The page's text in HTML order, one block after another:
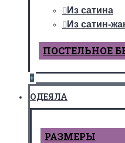
Из сатина
Из сатин-
ПОСТЕЛЬНОЕ
+
ОДЕЯЛА
РАЗМЕРЫ